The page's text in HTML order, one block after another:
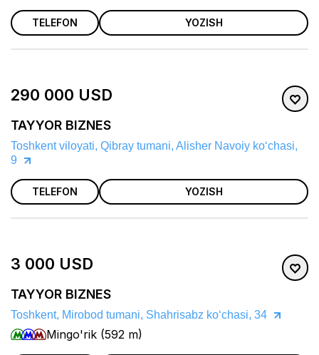
TELEFON YOZISH
290 000 USD
TAYYOR BIZNES
Toshkent viloyati, Qibray tumani, Alisher Navoiy koʻchasi,
9
TELEFON YOZISH
3 000 USD
TAYYOR BIZNES
Toshkent, Mirobod tumani, Shahrisabz koʻchasi, 34
Mingo'rik (592 m)